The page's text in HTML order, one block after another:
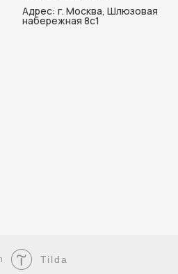
Адрес: г. Москва, Шлюзовая
набережная 8с1
Tilda